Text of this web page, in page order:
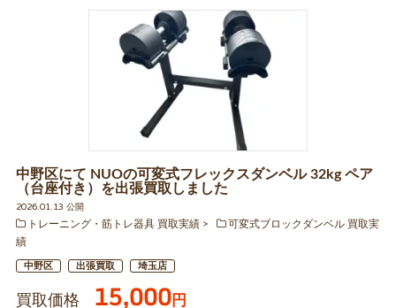
中野区にて NUOの可変式フレックスダンベル 32kg ペア
（台座付き）を出張買取しました
2026.01.13 公開
トレーニング・筋トレ器具 買取実績
可変式ブロックダンベル 買取実
績
中野区 出張買取 埼玉店
買取価格 15,000円